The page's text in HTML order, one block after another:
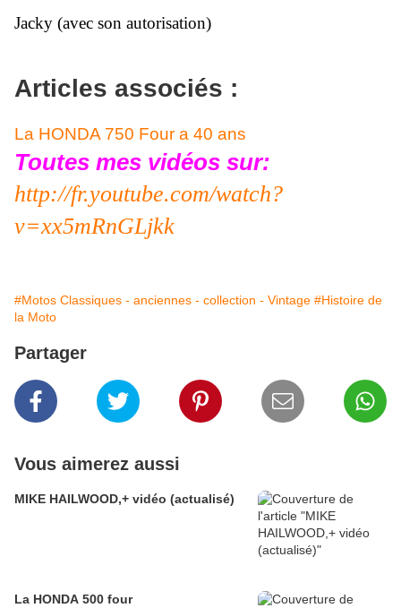
Jacky (avec son autorisation)
Articles associés :
La HONDA 750 Four a 40 ans
Toutes mes vidéos sur:
http://fr.youtube.com/watch?
v=xx5mRnGLjkk
#Motos Classiques - anciennes - collection - Vintage #Histoire de
la Moto
Partager
Vous aimerez aussi
MIKE HAILWOOD,+ vidéo (actualisé)
La HONDA 500 four